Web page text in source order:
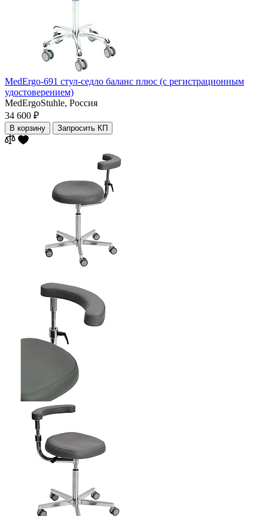
MedErgo-691 стул-седло баланс плюс (с регистрационным
удостоверением)
MedErgoStuhle, Россия
34 600 ₽
В корзину Запросить КП